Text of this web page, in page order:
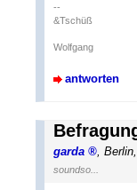
--
&Tschüß
Wolfgang
antworten
garda , Berlin,
soundso...